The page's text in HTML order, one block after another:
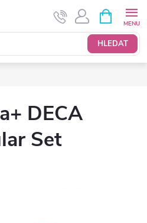
HLEDAT
NÁKUPNÍ
KOŠÍK
DECA
Set